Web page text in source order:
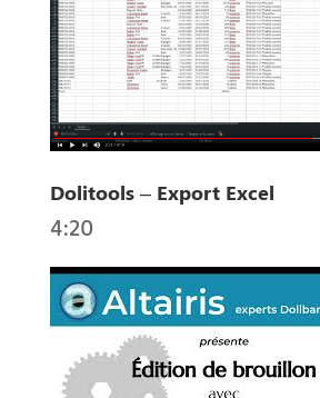
Dolitools – Export Excel
4:20